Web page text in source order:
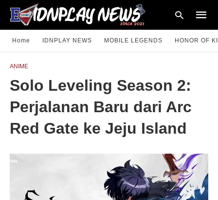
Home IDNPLAY NEWS MOBILE LEGENDS HONOR OF
ANIME
Solo Leveling Season 2:
Perjalanan Baru dari Arc
Red Gate ke Jeju Island